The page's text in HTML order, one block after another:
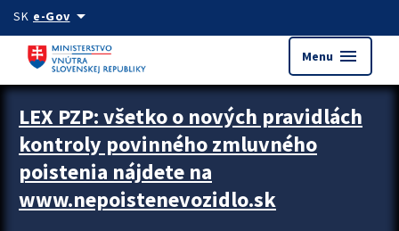
Preskocit na hlavný obsah
SK e-Govarrow_drop_down
Menu menu
Zastavit automatický posun upútavok
LEX PZP: všetko o nových pravidlách
kontroly povinného zmluvného
poistenia nájdete na
www.nepoistenevozidlo.sk